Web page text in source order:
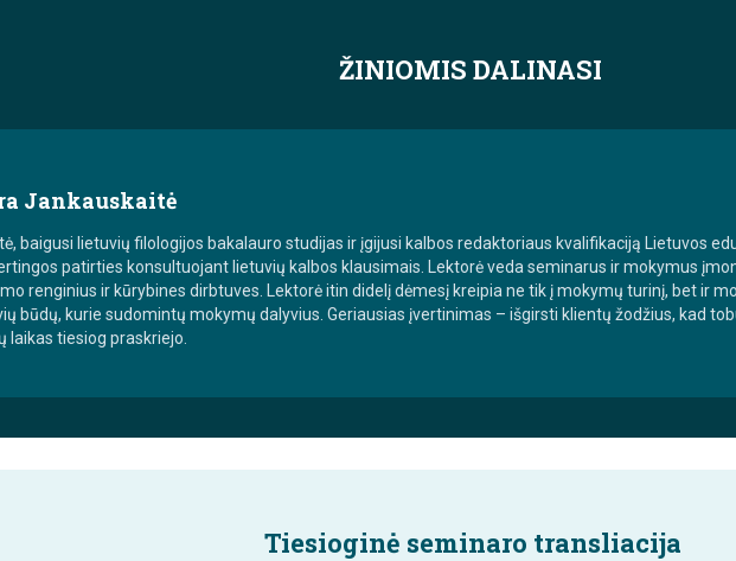
ŽINIOMIS DALINASI
Jankauskaitė
baigusi lietuvių filologijos bakalauro studijas ir įgijusi kalbos redaktoriaus kvalifikaciją Lietuvos
patirties konsultuojant lietuvių kalbos klausimais. Lektorė veda seminarus ir mokymus
renginius ir kūrybines dirbtuves. Lektorė itin didelį dėmesį kreipia ne tik į mokymų turinį, bet ir
būdų, kurie sudomintų mokymų dalyvius. Geriausias įvertinimas – išgirsti klientų žodžius, kad
laikas tiesiog praskriejo.
Tiesioginė seminaro transliacija